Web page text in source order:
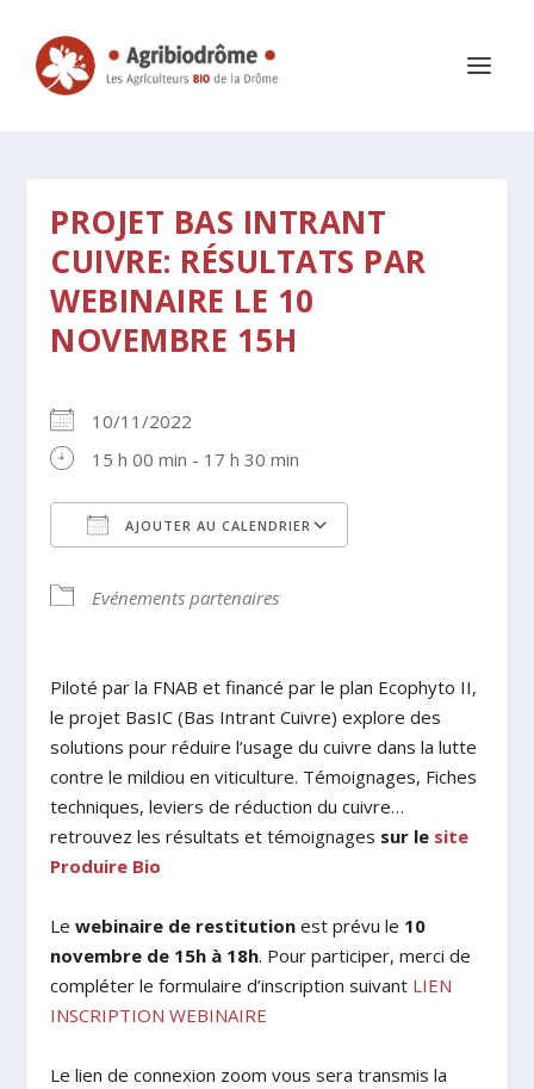
PROJET BAS INTRANT
CUIVRE: RÉSULTATS PAR
WEBINAIRE LE 10
NOVEMBRE 15H
10/11/2022
15 h 00 min - 17 h 30 min
AJOUTER AU CALENDRIER
Evénements partenaires
Piloté par la FNAB et financé par le plan Ecophyto II,
le projet BasIC (Bas Intrant Cuivre) explore des
solutions pour réduire l’usage du cuivre dans la lutte
contre le mildiou en viticulture. Témoignages, Fiches
techniques, leviers de réduction du cuivre…
retrouvez les résultats et témoignages sur le site
Produire Bio
Le webinaire de restitution est prévu le 10
novembre de 15h à 18h. Pour participer, merci de
compléter le formulaire d’inscription suivant LIEN
INSCRIPTION WEBINAIRE
Le lien de connexion zoom vous sera transmis la